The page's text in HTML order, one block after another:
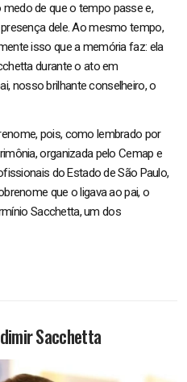
de que o tempo passe e,
dele. Ao mesmo tempo,
isso que a memória faz: ela
durante o ato em
nosso brilhante conselheiro, o
pois, como lembrado por
organizada pelo Cemap e
do Estado de São Paulo,
que o ligava ao pai, o
Sacchetta, um dos
Sacchetta